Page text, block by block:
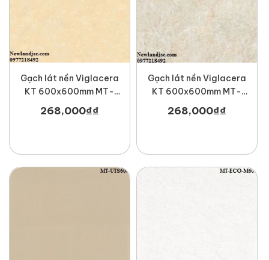
Gạch lát nền Viglacera
KT 600x600mm MT-
UB6604
268,000₫₫
Gạch lát nền Viglacera
KT 600x600mm MT-
UB6606
268,000₫₫